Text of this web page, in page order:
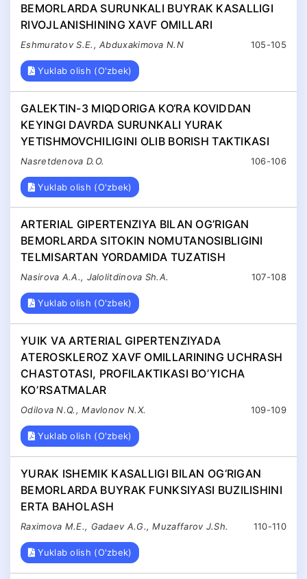
BEMORLARDA SURUNKALI BUYRAK KASALLIGI
RIVOJLANISHINING XAVF OMILLARI
105-105
Eshmuratov S.E., Abduxakimova N.N
Yuklab olish (O'zbek)
GALEKTIN-3 MIQDORIGA KO‘RA KOVIDDAN
KEYINGI DAVRDA SURUNKALI YURAK
YETISHMOVCHILIGINI OLIB BORISH TAKTIKASI
106-106
Nasretdenova D.O.
Yuklab olish (O'zbek)
ARTERIAL GIPERTENZIYA BILAN OG’RIGAN
BEMORLARDA SITOKIN NOMUTANOSIBLIGINI
TELMISARTAN YORDAMIDA TUZATISH
107-108
Nasirova A.A., Jalolitdinova Sh.A.
Yuklab olish (O'zbek)
YUIK VА АRTERIАL GIPERTENZIYADА
АTEROSKLEROZ XАVF OMILLАRINING UCHRАSH
CHАSTOTАSI, PROFILАKTIKАSI BOʼYICHА
KOʼRSАTMАLАR
109-109
Odilova N.Q., Mavlonov N.X.
Yuklab olish (O'zbek)
YURAK ISHEMIK KASALLIGI BILAN OG‘RIGAN
BEMORLARDA BUYRAK FUNKSIYASI BUZILISHINI
ERTA BAHOLASH
110-110
Raximova M.E., Gadaev A.G., Muzaffarov J.Sh.
Yuklab olish (O'zbek)